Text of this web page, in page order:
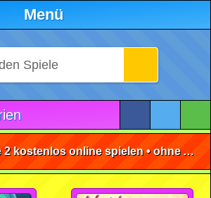
Menü
Tri Peaks Solitaire 2 kostenlos online spielen • ohne Anmeldung 🕹️